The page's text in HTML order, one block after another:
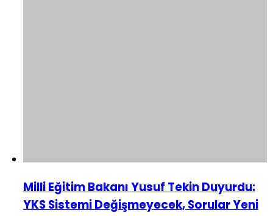
Milli Eğitim Bakanı Yusuf Tekin Duyurdu:
YKS Sistemi Değişmeyecek, Sorular Yeni